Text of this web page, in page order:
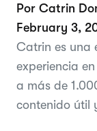
Por Catrin
February 3,
Catrin es una
experiencia
a más de
contenido útil